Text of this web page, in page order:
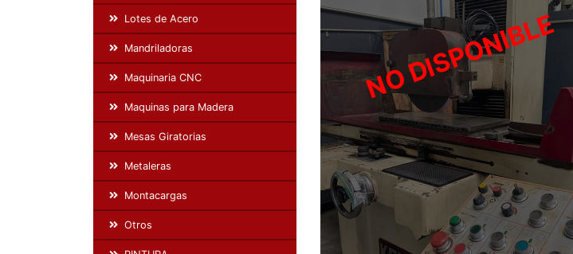
Lotes de Acero
Mandriladoras
Maquinaria CNC
Maquinas para Madera
Mesas Giratorias
Metaleras
Montacargas
Otros